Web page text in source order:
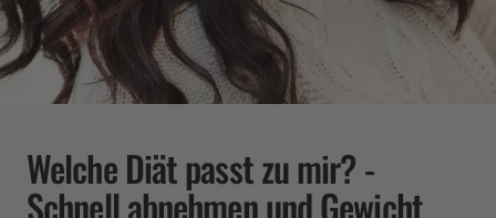
Welche Diät passt zu mir? -
Schnell abnehmen und Gewicht